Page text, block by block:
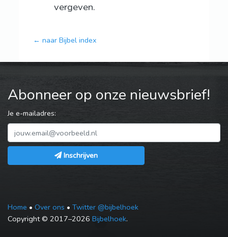
vergeven.
← naar Bijbel index
Abonneer op onze nieuwsbrief!
Je e-mailadres:
Inschrijven
Home • Over ons • Twitter @bijbelhoek
Copyright © 2017–2026 Bijbelhoek.